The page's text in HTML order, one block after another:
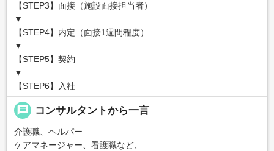
【STEP3】面接（施設面接担当者）
▼
【STEP4】内定（面接1週間程度）
▼
【STEP5】契約
▼
【STEP6】入社
message コンサルタントから一言
介護職、ヘルパー
ケアマネージャー、看護職など、